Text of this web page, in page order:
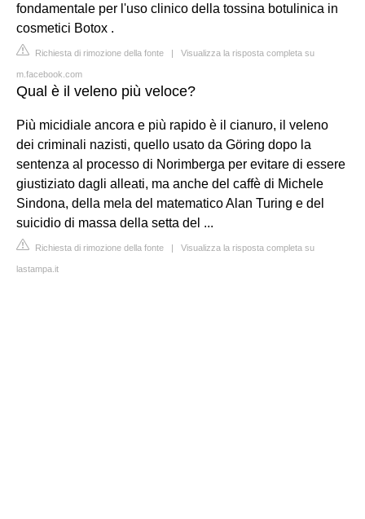
fondamentale per l'uso clinico della tossina botulinica in
cosmetici Botox .
Richiesta di rimozione della fonte | Visualizza la risposta completa su
m.facebook.com
Qual è il veleno più veloce?
Più micidiale ancora e più rapido è il cianuro, il veleno
dei criminali nazisti, quello usato da Göring dopo la
sentenza al processo di Norimberga per evitare di essere
giustiziato dagli alleati, ma anche del caffè di Michele
Sindona, della mela del matematico Alan Turing e del
suicidio di massa della setta del ...
Richiesta di rimozione della fonte | Visualizza la risposta completa su
lastampa.it